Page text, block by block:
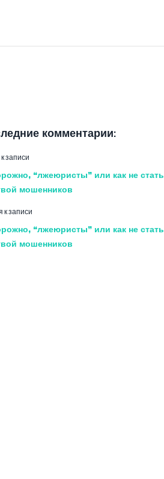
комментарии:
к записи
“лжеюристы” или как не стать
мошенников
к записи
“лжеюристы” или как не стать
мошенников